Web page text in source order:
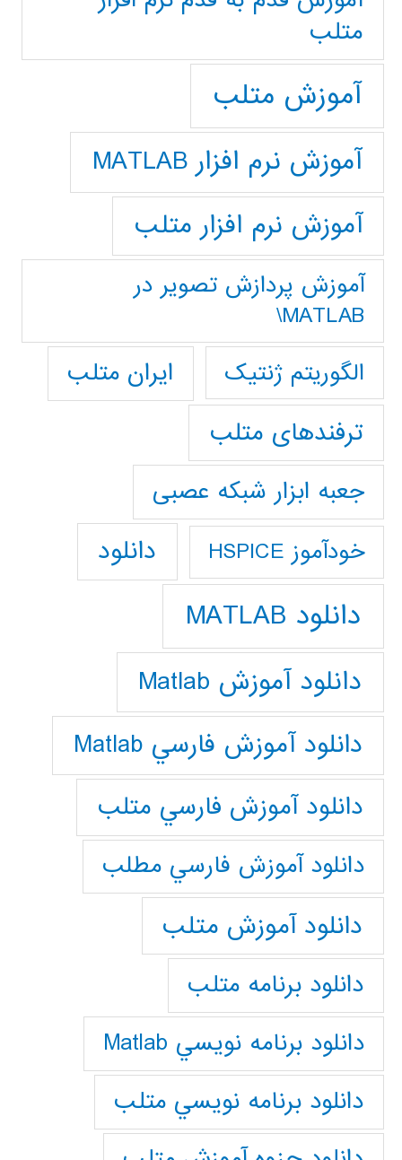
متلب
آموزش متلب
آموزش نرم افزار MATLAB
آموزش نرم افزار متلب
آموزش پردازش تصوير در
MATLAB\
الگوریتم ژنتیک
ایران متلب
ترفندهای متلب
جعبه ابزار شبکه عصبی
خودآموز HSPICE دانلود
دانلود MATLAB
دانلود آموزش Matlab
دانلود آموزش فارسي Matlab
دانلود آموزش فارسي متلب
دانلود آموزش فارسي مطلب
دانلود آموزش متلب
دانلود برنامه متلب
دانلود برنامه نويسي Matlab
دانلود برنامه نويسي متلب